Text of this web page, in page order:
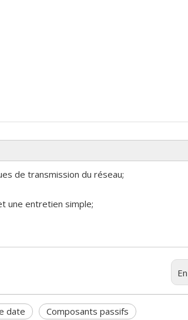
de transmission du réseau;
une entretien simple;
date Composants passifs